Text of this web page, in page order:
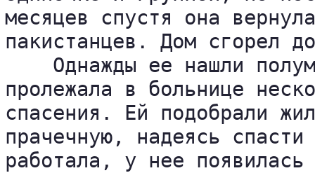
месяцев спустя она
пакистанцев. Дом сгорел
Однажды ее нашли
пролежала в больнице
спасения. Ей подобрали
прачечную, надеясь
работала, у нее